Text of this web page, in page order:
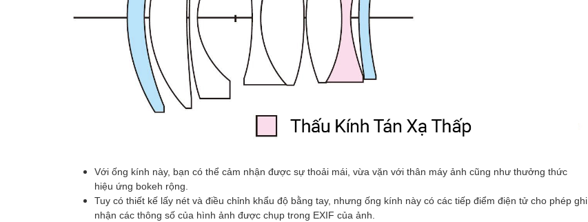
Với ống kính này, bạn có thể cảm nhận được sự thoải mái, vừa vặn với thân máy ảnh cũng như thưởng thức
hiệu ứng bokeh rộng.
Tuy có thiết kế lấy nét và điều chỉnh khẩu độ bằng tay, nhưng ống kính này có các tiếp điểm điện tử cho phép ghi
nhận các thông số của hình ảnh được chụp trong EXIF của ảnh.